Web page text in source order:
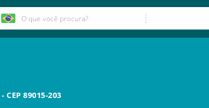
- CEP 89015-203